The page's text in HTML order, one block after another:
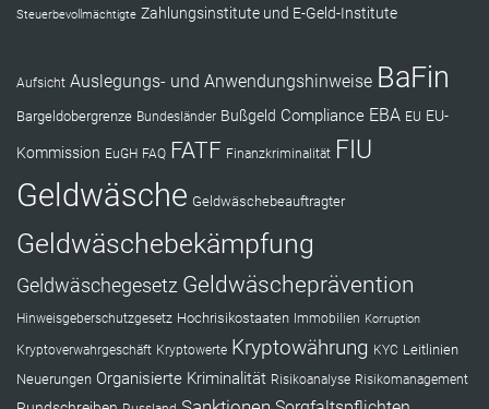
Steuerbevollmächtigte Zahlungsinstitute und E-Geld-Institute
Aufsicht Auslegungs- und Anwendungshinweise BaFin
Bargeldobergrenze Bundesländer Bußgeld Compliance EBA EU EU-
Kommission EuGH FAQ FATF Finanzkriminalität FIU
Geldwäsche Geldwäschebeauftragter
Geldwäschebekämpfung
Geldwäschegesetz Geldwäscheprävention
Hinweisgeberschutzgesetz Hochrisikostaaten Immobilien Korruption
Kryptoverwahrgeschäft Kryptowerte Kryptowährung KYC Leitlinien
Neuerungen Organisierte Kriminalität Risikoanalyse Risikomanagement